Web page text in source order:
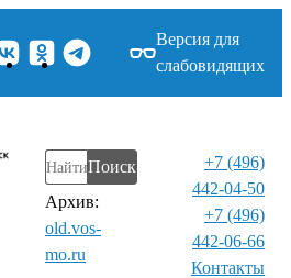
Версия для
слабовидящих
Поиск
Архив:
old.vos-
mo.ru
+7 (496)
442-04-50
+7 (496)
442-06-66
Контакты⁠